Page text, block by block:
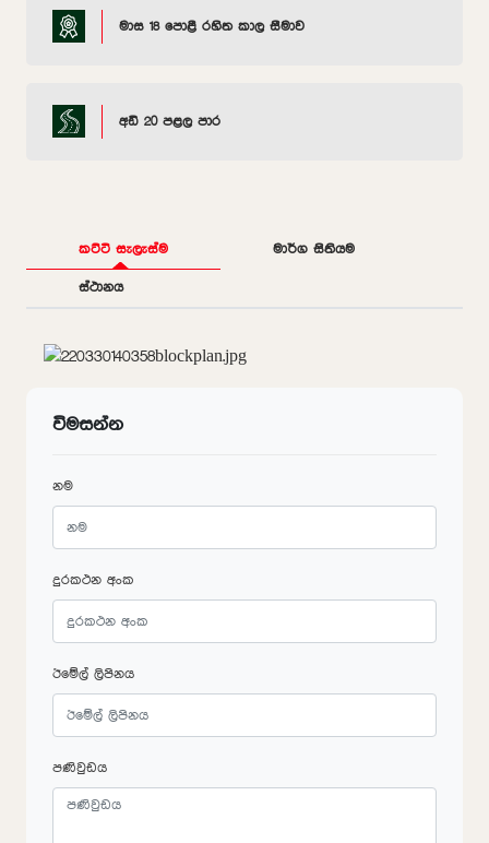
මාස 18 පොළී රහිත කාල සීමාව
අඩි 20 පළල පාර
කට්ටි සැලැස්ම මාර්ග සිතියම
ස්ථානය
විමසන්න
නම
දුරකථන අංක
ඊමේල් ලිපිනය
පණිවුඩය